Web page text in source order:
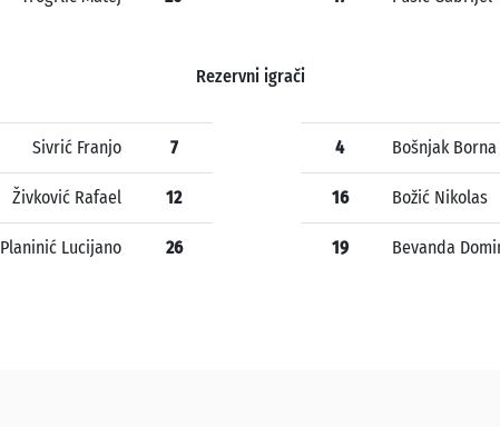
Rezervni igrači
Sivrić Franjo 7
Živković Rafael 12
Planinić Lucijano 26
4 Bošnjak Borna
16 Božić Nikolas
19 Bevanda